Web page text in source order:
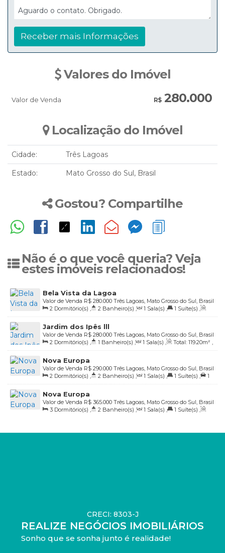
Valores do Imóvel
R$280.000
Valor de Venda
Localização do Imóvel
Cidade: Três Lagoas
Estado: Mato Grosso do Sul, Brasil
Gostou? Compartilhe
Não é o que você queria? Veja
estes imóveis relacionados!
Bela Vista da Lagoa
R$ 280.000
Valor de Venda
Três Lagoas, Mato Grosso do Sul, Brasil
2 Dormitório(s) , 2 Banheiro(s) , 1 Sala(s) , 1 Suíte(s) ,
Total: 187.00~ 187.50m² , 1 Vaga(s) , Útil: 60.26m²
Jardim dos Ipês lll
R$ 280.000
Valor de Venda
Três Lagoas, Mato Grosso do Sul, Brasil
2 Dormitório(s) , 1 Banheiro(s) , 1 Sala(s) , Total: 119.20m² ,
2 Vaga(s) , Útil: 50.67m²
Nova Europa
R$ 290.000
Valor de Venda
Três Lagoas, Mato Grosso do Sul, Brasil
2 Dormitório(s) , 2 Banheiro(s) , 1 Sala(s) , 1 Suíte(s) ,
1
Vaga(s) , Útil: 60.00m²
Nova Europa
R$ 365.000
Valor de Venda
Três Lagoas, Mato Grosso do Sul, Brasil
3 Dormitório(s) , 2 Banheiro(s) , 1 Sala(s) , 1 Suíte(s) ,
CRECI: 8303-J
REALIZE NEGÓCIOS IMOBILIÁRIOS
Sonho que se sonha junto é realidade!